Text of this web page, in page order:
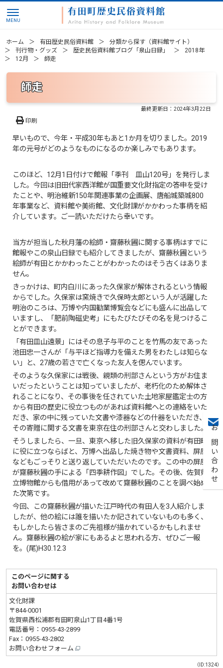
お問い合わせ
ホーム 有田歴史民俗資料館
分類から探す（資料館サイト）
刊行物・グッズ
歴史民俗資料館ブログ「泉山日録」
2018年
12月
師走
師走
最終更新日：2024年3月22日
印刷
早いもので、今年・平成30年もあと1か月を切りました。2019
年の元号がどのようなものになるのか楽しみでもあります。
このほど、12月1日付けで館報「季刊 皿山120号」を発行しま
した。今回は旧田代家西洋館が国重要文化財指定の答申を受け
たことや、明治維新150年関連事業の企画展、唐船城築城800
年事業など、資料館や美術館、文化財課がかかわった事柄を紹
介しています。ご一読いただけたら幸いです。
当方が担当した秋月藩の絵師・齋藤秋圃に関する事柄はすでに
館報やこの泉山日録でも紹介してきましたが、齋藤秋圃という
絵師が有田とかかわったことがわかったのはそう古くはありま
せん。
きっかけは、町内白川にあった久保家が解体されるという情報
からでした。久保家は窯焼きで久保時太郎という人が活躍した
明治のころは、万博や内国勧業博覧会などにも盛んに出品して
いますし、「肥前陶磁史考」にもたびたびその名を見つけるこ
とができます。
「有田皿山遠景」にはその息子与平のことを竹馬の友であった
池田忠一さんが「与平ほど指導力を備えた男をわたしは知らな
い」と、27歳の若さで亡くなった友人を偲んでいます。
そのような久保家には戦後、親類の刑部さんという方がお住ま
いだったということは知っていましたが、老朽化のため解体さ
れることになり、その事後を任されていた土地家屋鑑定士の方
から有田の歴史に役立つものがあれば資料館へとの連絡をいた
だき、家の中に残っていた文書や漆器などの什器をいただき、
その寄贈に関する文書を東京在住の刑部さんと交わしました。
そうしましたら、一旦、東京へ移した旧久保家の資料が有田町
に役に立つならばと、万博へ出品した焼き物や文書資料、屏風
などもごっそりと送り返していただいたのです。この中の屏風
が齋藤秋圃の手による「四季耕作図」でした。その後、佐賀県
立博物館からも借用があって改めて齋藤秋圃のことを調べ始め
た次第です。
今回、この齋藤秋圃が描いた江戸時代の有田人を3人紹介しま
したが、他の絵には誰を描いたか記されていないものも多く、
もしかしたら皆さまのご先祖様が描かれているかもしれませ
ん。齋藤秋圃の絵が家にもあるよと思われる方、ぜひご一報
を。(尾)H30.12.3
このページに関する
お問い合わせは
文化財課
〒844-0001
佐賀県西松浦郡有田町泉山1丁目4番1号
電話番号：0955-43-2899
Fax：0955-43-2802
お問い合わせフォーム
（ID:1324）